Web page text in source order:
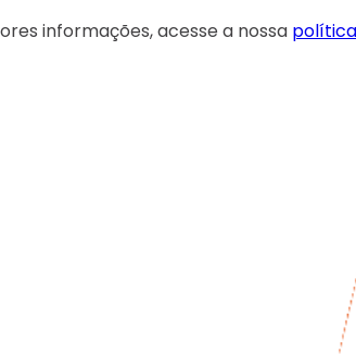
informações, acesse a nossa